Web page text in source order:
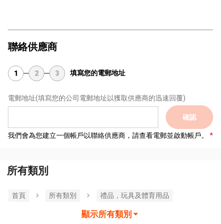
聯絡供應商
1 2 3 填寫您的電郵地址
電郵地址(填寫您的公司電郵地址以獲取供應商的迅速回覆)
確認
我們會為您建立一個帳戶以聯絡供應商，請查看電郵並啟動帳戶。
所有類別
首頁 所有類別 禮品，玩具及體育用品
顯示所有類別